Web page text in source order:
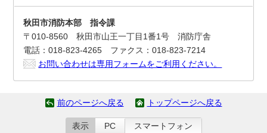
秋田市消防本部 指令課
〒010-8560 秋田市山王一丁目1番1号 消防庁舎
電話：018-823-4265 ファクス：018-823-7214
お問い合わせは専用フォームをご利用ください。
前のページへ戻る トップページへ戻る
表示 PC スマートフォン